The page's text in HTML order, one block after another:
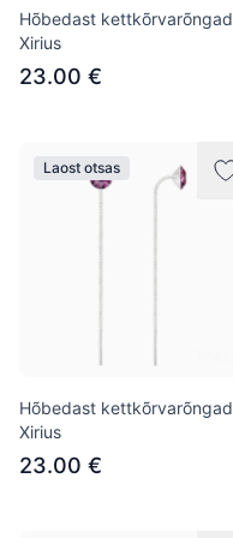
Hõbedast kettkõrvarõngad
Xirius
23.00 €
Laost otsas
Hõbedast kettkõrvarõngad
Xirius
23.00 €